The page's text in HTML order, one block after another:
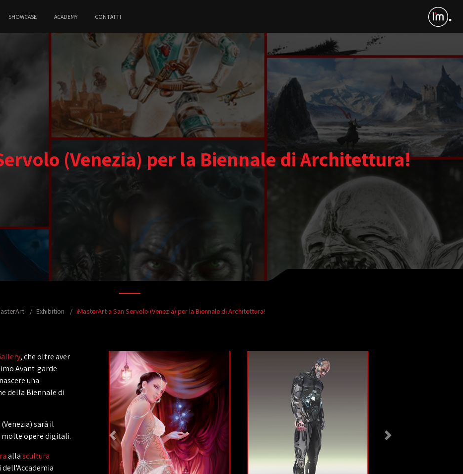
SHOWCASE ACADEMY CONTATTI
(Venezia) per la Biennale di Architettura!
Exhibition iMasterArt a San Servolo (Venezia) per la Biennale di Architettura!
, che oltre aver
Avant-garde
una
della Biennale di
sarà il
molte opere digitali.
allascultura